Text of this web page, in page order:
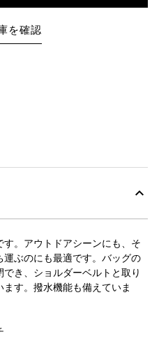
を確認
。アウトドアシーンにも、そ
運ぶのにも最適です。バッグの
き、ショルダーベルトと取り
す。撥水機能も備えていま